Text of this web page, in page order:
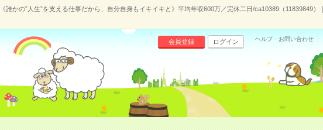
《誰かの”人生”を支える仕事だから、自分自身もイキイキと》平均年収600万／完休二日/ca10389（11839849）
会員登録 ログイン ヘルプ・お問い合わせ